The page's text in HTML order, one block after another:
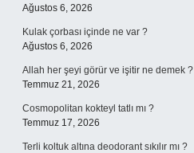
Ağustos 6, 2026
Kulak çorbası içinde ne var ?
Ağustos 6, 2026
Allah her şeyi görür ve işitir ne demek ?
Temmuz 21, 2026
Cosmopolitan kokteyl tatlı mı ?
Temmuz 17, 2026
Terli koltuk altına deodorant sıkılır mı ?